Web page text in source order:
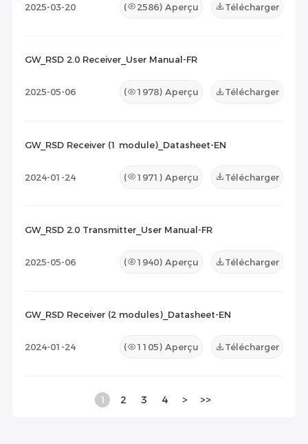
2025-03-20 ( 2586) Aperçu Télécharger
GW_RSD 2.0 Receiver_User Manual-FR
2025-05-06 ( 1978) Aperçu Télécharger
GW_RSD Receiver (1 module)_Datasheet-EN
2024-01-24 ( 1971 ) Aperçu Télécharger
GW_RSD 2.0 Transmitter_User Manual-FR
2025-05-06 ( 1940) Aperçu Télécharger
GW_RSD Receiver (2 modules)_Datasheet-EN
2024-01-24 ( 1105) Aperçu Télécharger
1 2 3 4 > >>